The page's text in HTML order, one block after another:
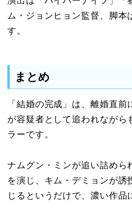
ム・ジョンヒョン監督、脚本
す。
まとめ
「結婚の完成」は、離婚直
が容疑者として追われながら
ラーです。
ナムグン・ミンが追い詰めら
を演じ、キム・デミョンが誘
じるというだけで、濃い作品